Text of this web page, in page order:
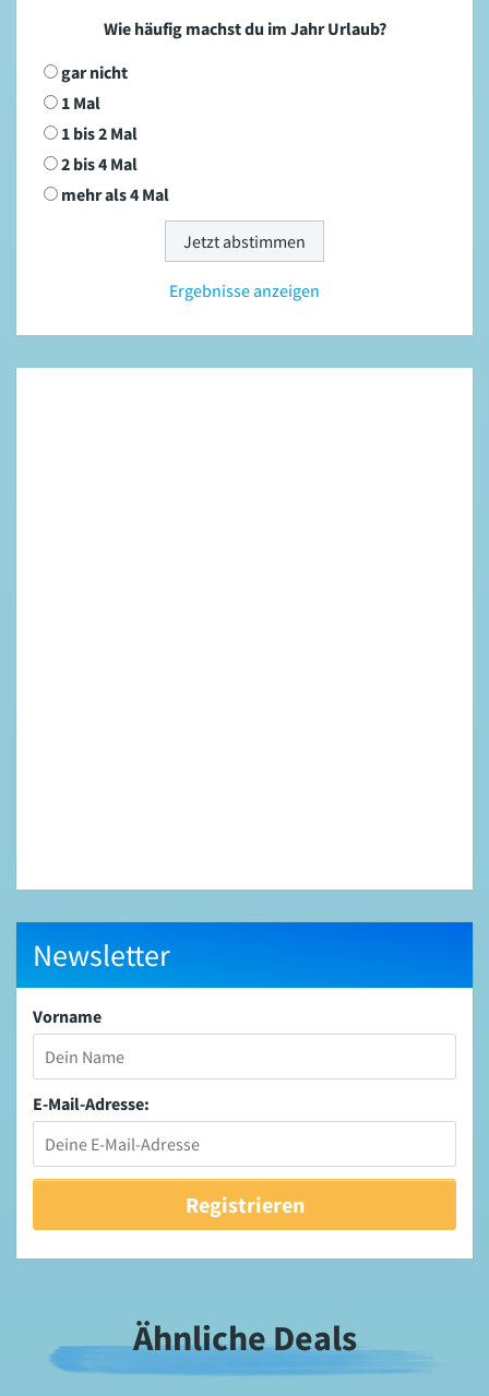
Wie häufig machst du im Jahr Urlaub?
gar nicht
1 Mal
1 bis 2 Mal
2 bis 4 Mal
mehr als 4 Mal
Ergebnisse anzeigen
Newsletter
Vorname
E-Mail-Adresse:
Ähnliche Deals